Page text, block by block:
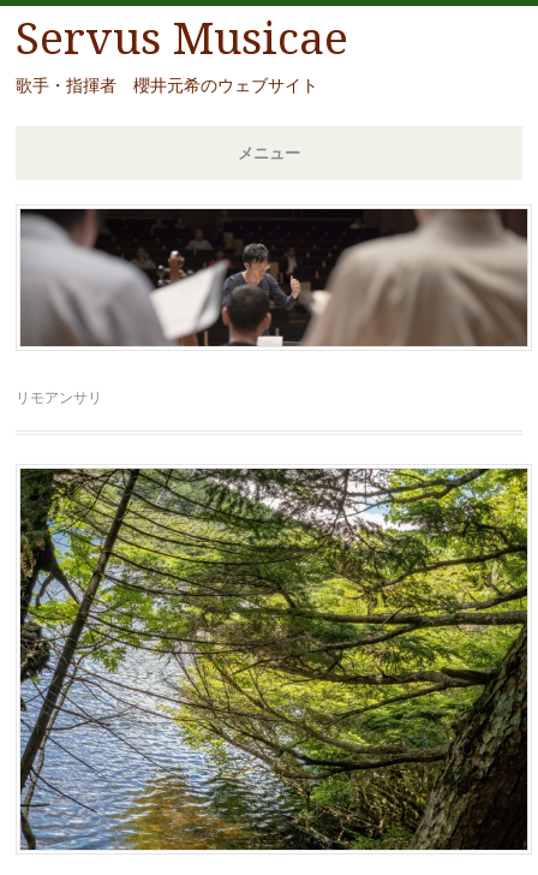
Servus Musicae
歌手・指揮者 櫻井元希のウェブサイト
メニュー
コ
ン
テ
移
リモアンサリ